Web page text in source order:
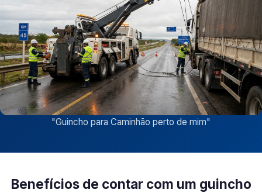
"Guincho para Caminhão perto de mim"
Benefícios de contar com um guincho